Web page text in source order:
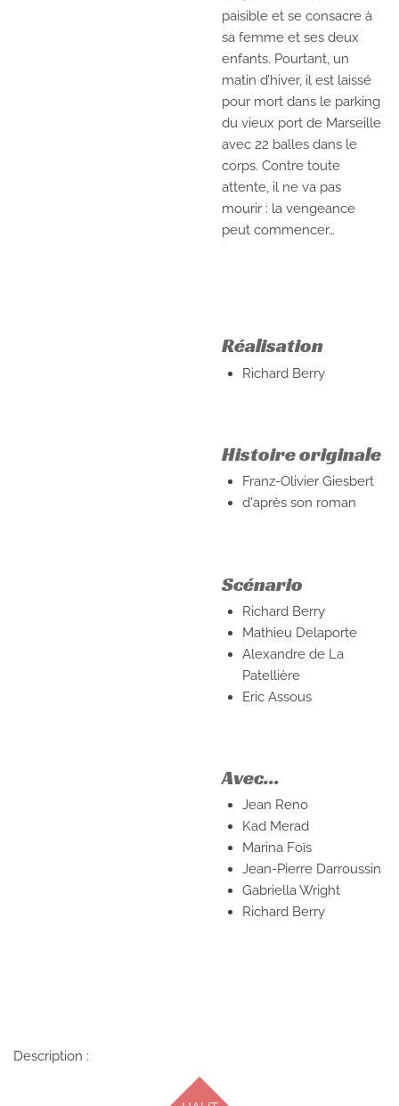
paisible et se consacre à
sa femme et ses deux
enfants. Pourtant, un
matin d’hiver, il est laissé
pour mort dans le parking
du vieux port de Marseille
avec 22 balles dans le
corps. Contre toute
attente, il ne va pas
mourir : la vengeance
peut commencer…
Réalisation
Richard Berry
Histoire originale
Franz-Olivier Giesbert
d'après son roman
Scénario
Richard Berry
Mathieu Delaporte
Alexandre de La
Patellière
Eric Assous
Avec...
Jean Reno
Kad Merad
Marina Foïs
Jean-Pierre Darroussin
Gabriella Wright
Richard Berry
Description :